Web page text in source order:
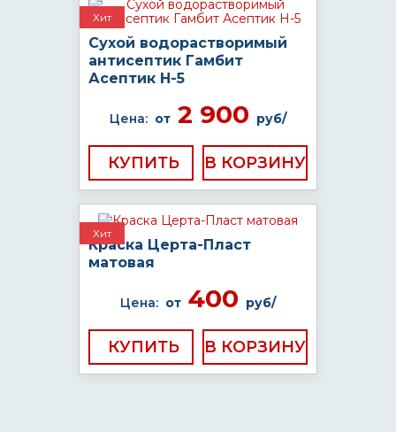
Хит
Сухой водорастворимый
антисептик Гамбит
Асептик H-5
Цена: от 2 900 руб/
КУПИТЬ
Хит
Краска Церта-Пласт
матовая
Цена: от 400 руб/
КУПИТЬ